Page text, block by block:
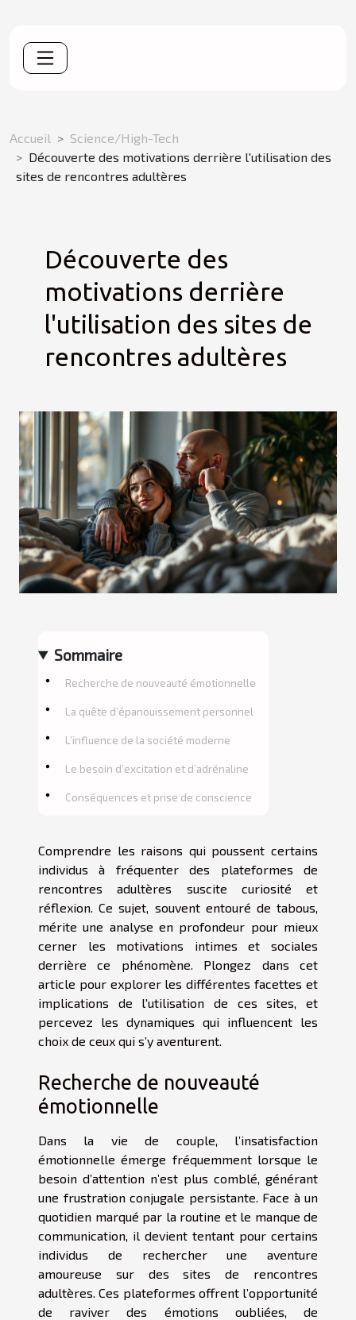
Accueil
Science/High-Tech
Découverte des motivations derrière l'utilisation des
sites de rencontres adultères
Découverte des
motivations derrière
l'utilisation des sites de
rencontres adultères
Sommaire
Recherche de nouveauté émotionnelle
La quête d’épanouissement personnel
L’influence de la société moderne
Le besoin d’excitation et d’adrénaline
Conséquences et prise de conscience
Comprendre les raisons qui poussent certains
individus à fréquenter des plateformes de
rencontres adultères suscite curiosité et
réflexion. Ce sujet, souvent entouré de tabous,
mérite une analyse en profondeur pour mieux
cerner les motivations intimes et sociales
derrière ce phénomène. Plongez dans cet
article pour explorer les différentes facettes et
implications de l'utilisation de ces sites, et
percevez les dynamiques qui influencent les
choix de ceux qui s’y aventurent.
Recherche de nouveauté
émotionnelle
Dans la vie de couple, l’insatisfaction
émotionnelle émerge fréquemment lorsque le
besoin d’attention n’est plus comblé, générant
une frustration conjugale persistante. Face à un
quotidien marqué par la routine et le manque de
communication, il devient tentant pour certains
individus de rechercher une aventure
amoureuse sur des sites de rencontres
adultères. Ces plateformes offrent l’opportunité
de raviver des émotions oubliées, de